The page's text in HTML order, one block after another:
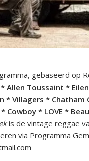
gebaseerd op
Allen Toussaint *
* Villagers * Chatham
Cowboy * LOVE *
is de vintage reggae
via Programma